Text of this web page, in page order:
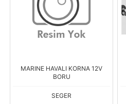
MARINE HAVALI KORNA 12V
BORU
SEGER